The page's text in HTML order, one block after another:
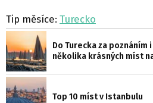
Tip měsíce: Turecko
Do Turecka za
několika krásných míst
Top 10 míst v Istanbulu